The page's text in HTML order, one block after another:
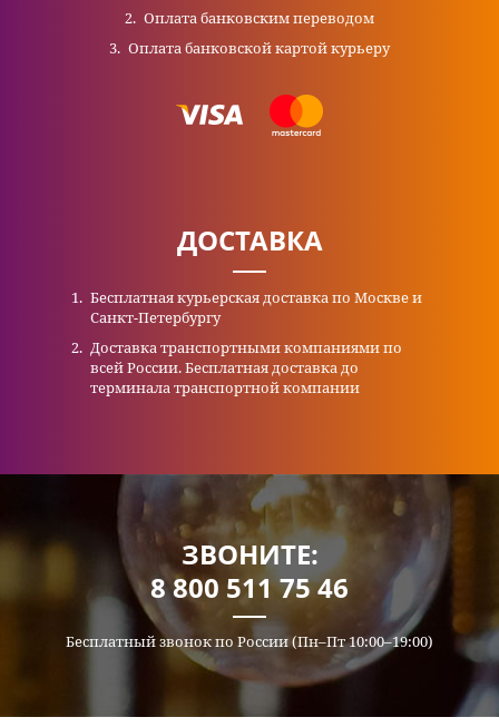
Оплата банковским переводом
Оплата банковской картой курьеру
ДОСТАВКА
Бесплатная курьерская доставка по Москве и
Санкт-Петербургу
Доставка транспортными компаниями по
всей России. Бесплатная доставка до
терминала транспортной компании
ЗВОНИТЕ:
8 800 511 75 46
Бесплатный звонок по России (Пн–Пт 10:00–19:00)